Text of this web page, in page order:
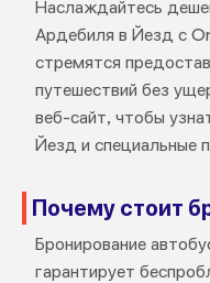
Наслаждайтесь
Ардебиля в Йезд с
стремятся
путешествий без
веб-сайт, чтобы
Йезд и специальные
Почему стоит
Бронирование
гарантирует